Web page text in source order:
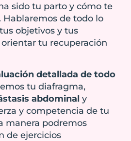
sido tu parto y cómo te
Hablaremos de todo lo
objetivos y tus
tu recuperación
detallada de todo
tu diafragma,
abdominal y
y competencia de tu
manera podremos
de ejercicios